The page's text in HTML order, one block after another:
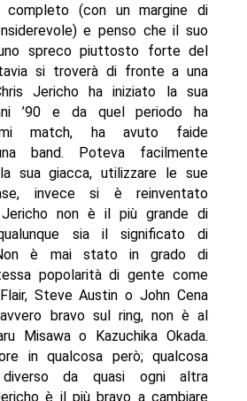
completo (con un margine di
e penso che il suo
spreco piuttosto forte del
si troverà di fronte a una
Jericho ha iniziato la sua
’90 e da quel periodo ha
match, ha avuto faide
band. Poteva facilmente
sua giacca, utilizzare le sue
invece si è reinventato
Jericho non è il più grande di
sia il significato di
è mai stato in grado di
popolarità di gente come
Steve Austin o John Cena
bravo sul ring, non è al
Misawa o Kazuchika Okada.
in qualcosa però; qualcosa
da quasi ogni altra
è il più bravo a cambiare